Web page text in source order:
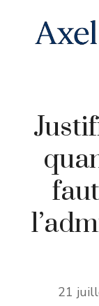
contenu
21